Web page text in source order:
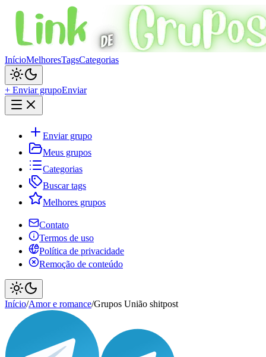
InícioMelhoresTagsCategorias
+ Enviar grupoEnviar
Enviar grupo
Meus grupos
Categorias
Buscar tags
Melhores grupos
Contato
Termos de uso
Política de privacidade
Remoção de conteúdo
Início/Amor e romance/Grupos União shitpost